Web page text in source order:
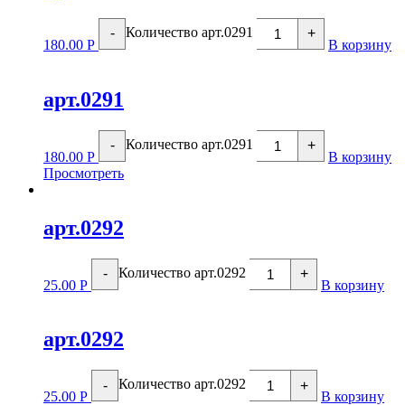
180.00 Р
- Количество арт.0291 +
В корзину
арт.0291
180.00 Р
- Количество арт.0291 +
В корзину
Просмотреть
арт.0292
25.00 Р
- Количество арт.0292 +
В корзину
арт.0292
25.00 Р
- Количество арт.0292 +
В корзину